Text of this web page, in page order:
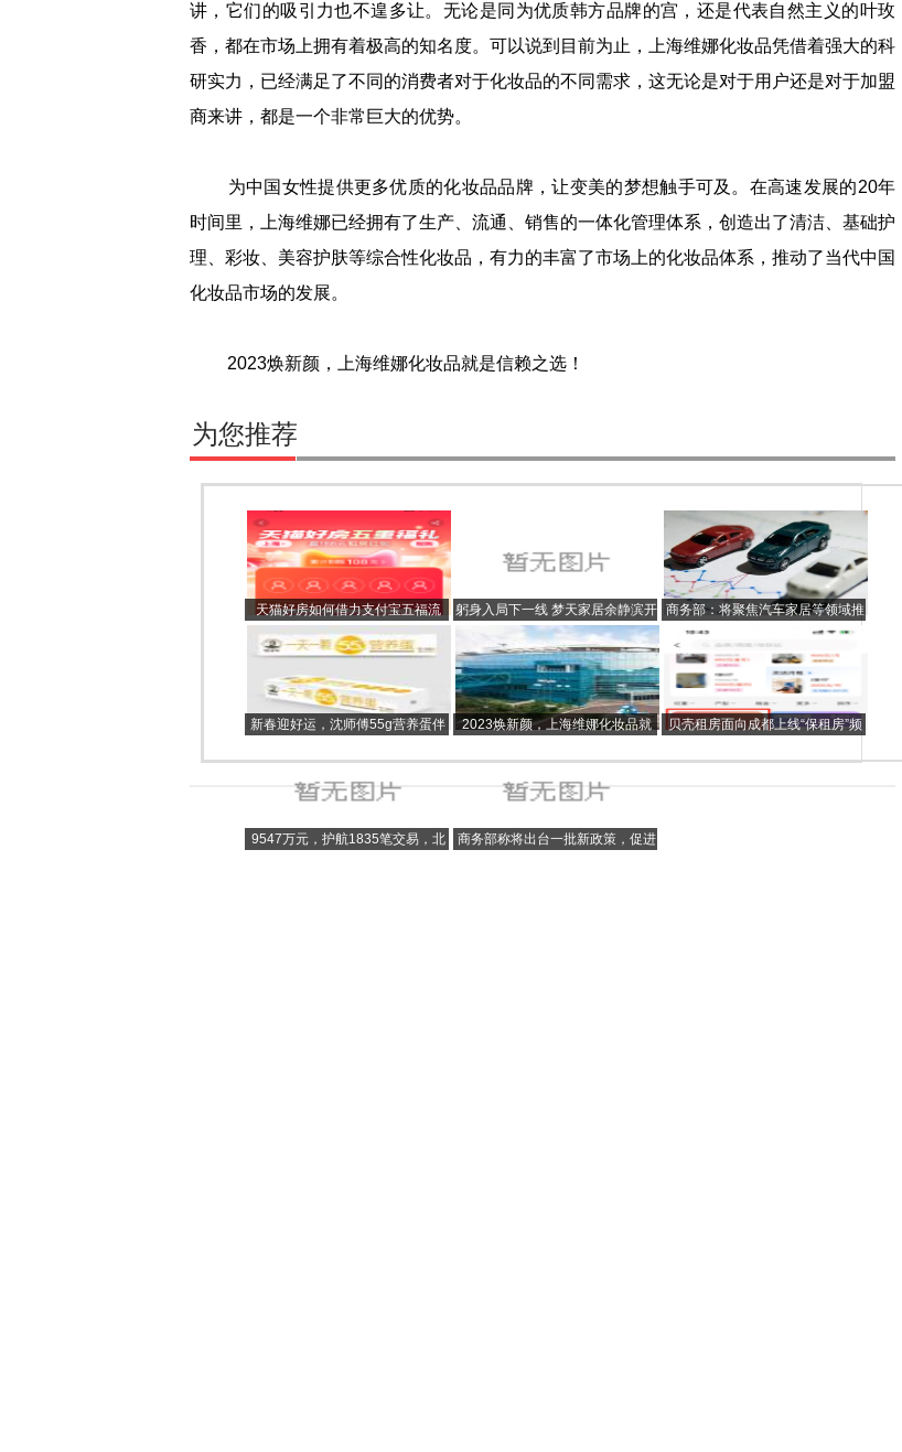
讲，它们的吸引力也不遑多让。无论是同为优质韩方品牌的宫，还是代表自然主义的叶玫
香，都在市场上拥有着极高的知名度。可以说到目前为止，上海维娜化妆品凭借着强大的科
研实力，已经满足了不同的消费者对于化妆品的不同需求，这无论是对于用户还是对于加盟
商来讲，都是一个非常巨大的优势。
为中国女性提供更多优质的化妆品品牌，让变美的梦想触手可及。在高速发展的20年
时间里，上海维娜已经拥有了生产、流通、销售的一体化管理体系，创造出了清洁、基础护
理、彩妆、美容护肤等综合性化妆品，有力的丰富了市场上的化妆品体系，推动了当代中国
化妆品市场的发展。
2023焕新颜，上海维娜化妆品就是信赖之选！
为您推荐
天猫好房如何借力支付宝五福流
量，掀起房地产行业营销巨浪？
躬身入局下一线 梦天家居余静滨开
年亮出“三板斧”
商务部：将聚焦汽车家居等领域推
动出台新政策促消费
新春迎好运，沈师傅55g营养蛋伴
2023焕新颜，上海维娜化妆品就
贝壳租房面向成都上线“保租房”频
9547万元，护航1835笔交易，北
商务部称将出台一批新政策，促进